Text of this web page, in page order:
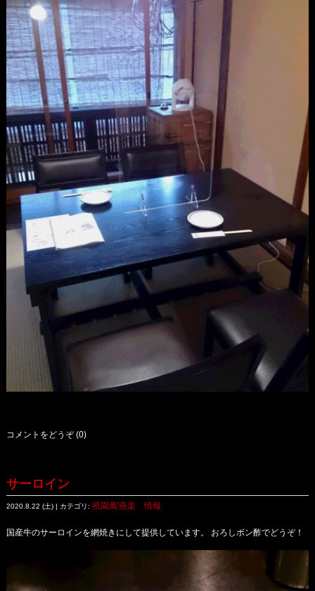
コメントをどうぞ (0)
サーロイン
2020.8.22 (土) | カテゴリ: 祇園萬'燕楽 情報
国産牛のサーロインを網焼きにして提供しています。 おろしボン酢でどうぞ！